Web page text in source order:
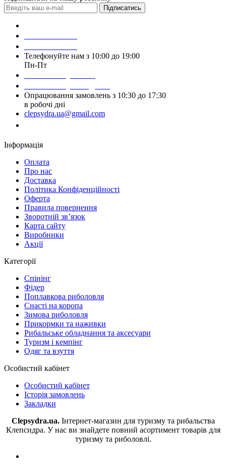
Підписатись
Телефонуйте нам з 10:00 до 19:00
Пн-Пт
Опрацювання замовлень з 10:30 до 17:30
в робочі дні
clepsydra.ua@gmail.com
Інформація
Оплата
Про нас
Доставка
Політика Конфіденційності
Оферта
Правила повернення
Зворотній зв’язок
Карта сайту
Виробники
Акції
Категорії
Спінінг
Фідер
Поплавкова риболовля
Снасті на коропа
Зимова риболовля
Прикормки та наживки
Рибальське обладнання та аксесуари
Туризм і кемпінг
Одяг та взуття
Особистий кабінет
Особистий кабінет
Історія замовлень
Закладки
Clepsydra.ua. Інтернет-магазин для туризму та рибальства
Клепсидра. У нас ви знайдете повний асортимент товарів для
туризму та риболовлі.